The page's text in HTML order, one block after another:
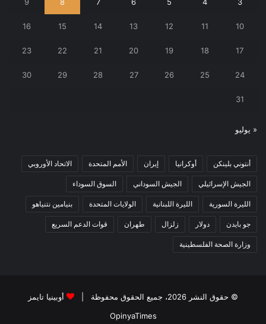
10
11
12
13
14
15
16
17
18
19
20
21
22
23
24
25
26
27
28
29
30
31
« يوليو
أنتوني بلينكن أوكرانيا إيران الأمم المتحدة الاتحاد الأوروبي
الجيش الإسرائيلي الجيش السوداني السوق السوداء
الليرة السورية الليرة اللبنانية الولايات المتحدة بنيامين نتنياهو
جو بايدن دولار زلزال طهران قوات الدعم السريع
وزارة الصحة الفلسطينية
© حقوق النشر 2026، جميع الحقوق محفوظة |
أوبينيا تايمز
OpinyaTimes